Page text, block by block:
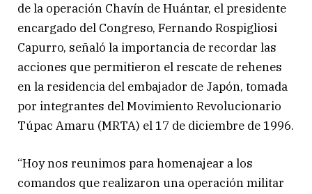
de la operación Chavín de Huántar, el presidente
encargado del Congreso, Fernando Rospigliosi
Capurro, señaló la importancia de recordar las
acciones que permitieron el rescate de rehenes
en la residencia del embajador de Japón, tomada
por integrantes del Movimiento Revolucionario
Túpac Amaru (MRTA) el 17 de diciembre de 1996.
“Hoy nos reunimos para homenajear a los
comandos que realizaron una operación militar